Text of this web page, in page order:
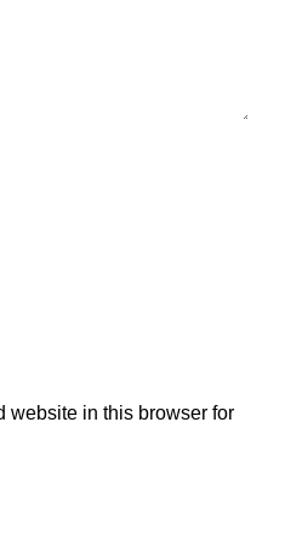
website in this browser for